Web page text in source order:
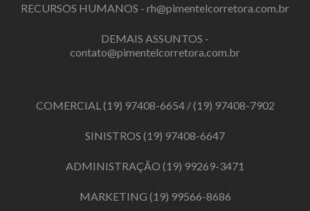
RECURSOS HUMANOS - rh@pimentelcorretora.com.br
DEMAIS ASSUNTOS -
contato@pimentelcorretora.com.br
COMERCIAL (19) 97408-6654/(19) 97408-7902
SINISTROS (19) 97408-6647
ADMINISTRAÇÃO (19) 99269-3471
MARKETING (19) 99566-8686